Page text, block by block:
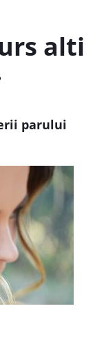
alti
parului